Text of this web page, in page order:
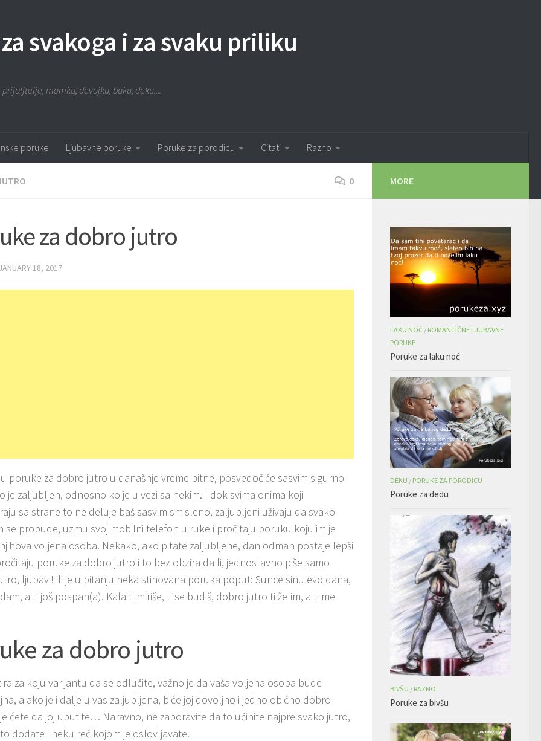
svakoga i za svaku priliku
momka, devojku, baku, deku....
poruke Ljubavne poruke Poruke za porodicu Citati Razno
0
za dobro jutro
18, 2017
poruke za dobro jutro u današnje vreme bitne, posvedočiće sasvim sigurno
je zaljubljen, odnosno ko je u vezi sa nekim. I dok svima onima koji
sa strane to ne deluje baš sasvim smisleno, zaljubljeni uživaju da svako
se probude, uzmu svoj mobilni telefon u ruke i pročitaju poruku koju im je
voljena osoba. Nekako, ako pitate zaljubljene, dan odmah postaje lepši
poruke za dobro jutro i to bez obzira da li, jednostavno piše samo
ljubavi! ili je u pitanju neka stihovana poruka poput: Sunce sinu evo dana,
a ti još pospan(a). Kafa ti miriše, ti se budiš, dobro jutro ti želim, a ti me
za dobro jutro
za koju varijantu da se odlučite, važno je da vaša voljena osoba bude
a ako je i dalje u vas zaljubljena, biće joj dovoljno i jedno obično dobro
ćete da joj uputite… Naravno, ne zaboravite da to učinite najpre svako jutro,
dodate i neku reč kojom je oslovljavate.
MORE
LAKU NOĆ / ROMANTIČNE LJUBAVNE
PORUKE
Poruke za laku noć
DEKU / PORUKE ZA PORODICU
Poruke za dedu
BIVŠU / RAZNO
Poruke za bivšu